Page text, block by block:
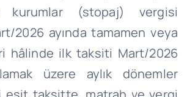
(stopaj) vergisi
2026 ayında tamamen veya
hâlinde ilk taksiti Mart/2026
üzere aylık dönemler